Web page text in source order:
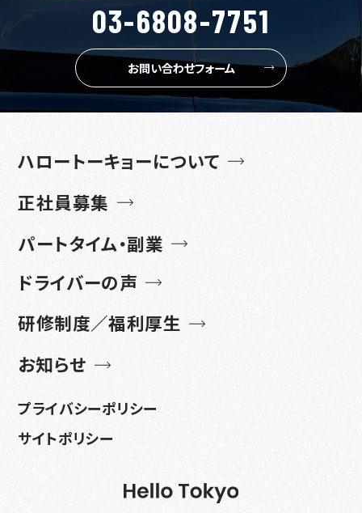
03-6808-7751
お問い合わせフォーム
ハロートーキョーについて
正社員募集
パートタイム・副業
ドライバーの声
研修制度／福利厚生
お知らせ
プライバシーポリシー
サイトポリシー